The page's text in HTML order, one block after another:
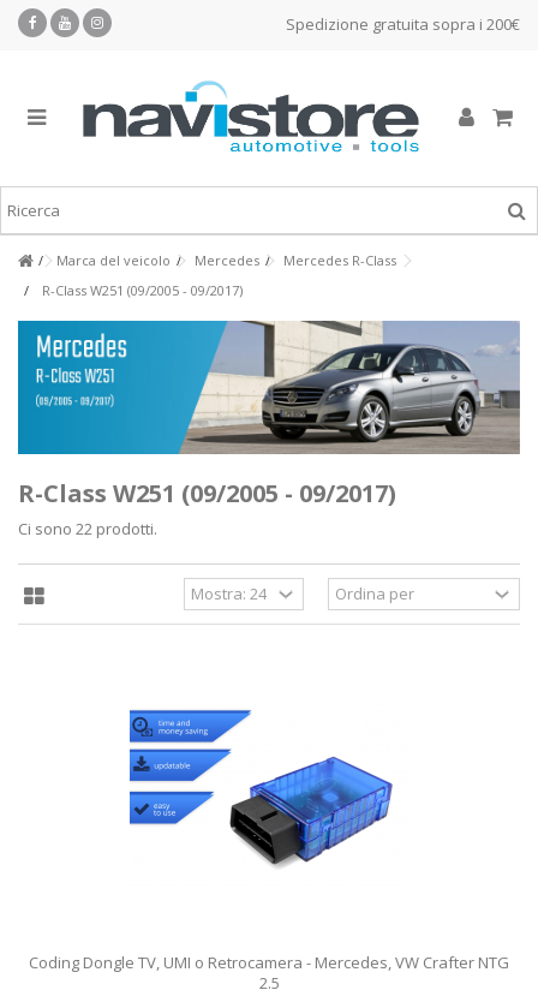
Spedizione gratuita sopra i 200€
Marca del veicolo Mercedes
Mercedes R-Class
R-Class W251 (09/2005 - 09/2017)
R-Class W251 (09/2005 - 09/2017)
Ci sono 22 prodotti.
Coding Dongle TV, UMI o Retrocamera - Mercedes, VW Crafter NTG
2.5